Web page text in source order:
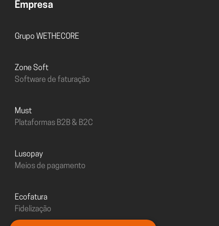
Empresa
Grupo WETHECORE
Zone Soft
Software de faturação
must
Plataformas B2B & B2C
Lusopay
Meios de pagamento
Ecofatura
Fidelização